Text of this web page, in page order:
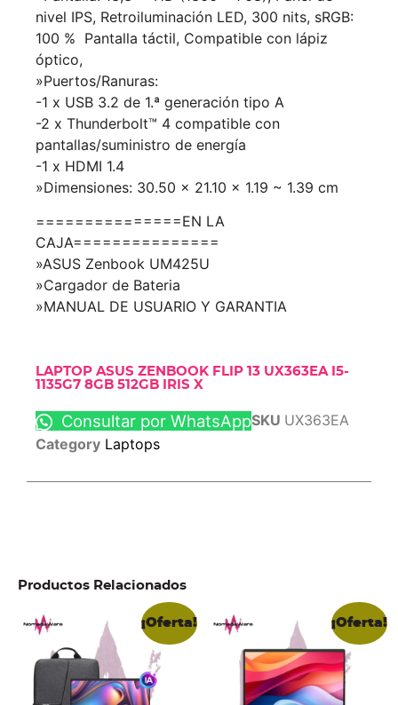
nivel IPS, Retroiluminación LED, 300 nits, sRGB:
100 % Pantalla táctil, Compatible con lápiz
óptico,
»Puertos/Ranuras:
-1 x USB 3.2 de 1.ª generación tipo A
-2 x Thunderbolt™ 4 compatible con
pantallas/suministro de energía
-1 x HDMI 1.4
»Dimensiones: 30.50 x 21.10 x 1.19 ~ 1.39 cm
===============EN LA
CAJA===============
»ASUS Zenbook UM425U
»Cargador de Bateria
»MANUAL DE USUARIO Y GARANTIA
LAPTOP ASUS ZENBOOK FLIP 13 UX363EA I5-
1135G7 8GB 512GB IRIS X
Consultar por WhatsAppSKU UX363EA
Category Laptops
Productos Relacionados
¡Oferta! ¡Oferta!